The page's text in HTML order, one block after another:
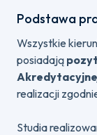
Podstawa
Wszystkie
posiadają
realizacji
Studia